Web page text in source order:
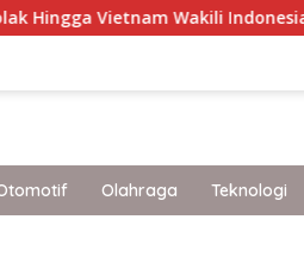
Wakili Indonesia Hingga Miss
Olahraga Teknologi